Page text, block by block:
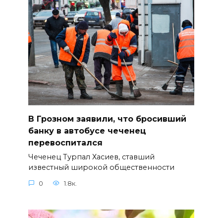
В Грозном заявили, что бросивший
банку в автобусе чеченец
перевоспитался
Чеченец Турпал Хасиев, ставший
известный широкой общественности
0 1.8к.